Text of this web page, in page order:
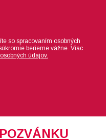
so spracovaním osobných
berieme vážne. Viac
údajov.